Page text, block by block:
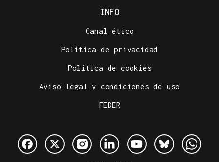
INFO
Canal ético
Política de privacidad
Política de cookies
Aviso legal y condiciones de uso
FEDER